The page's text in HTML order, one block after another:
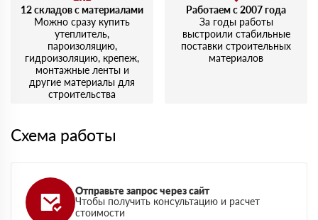
12 складов с материалами
Можно сразу купить
утеплитель,
пароизоляцию,
гидроизоляцию, крепеж,
монтажные ленты и
другие материалы для
строительства
Работаем с 2007 года
За годы работы
выстроили стабильные
поставки строительных
материалов
Схема работы
Отправьте запрос через сайт
Чтобы получить консультацию и расчет
стоимости